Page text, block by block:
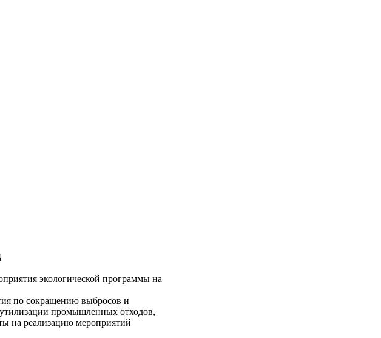
экологической программы на
по сокращению выбросов и
промышленных отходов,
на реализацию мероприятий